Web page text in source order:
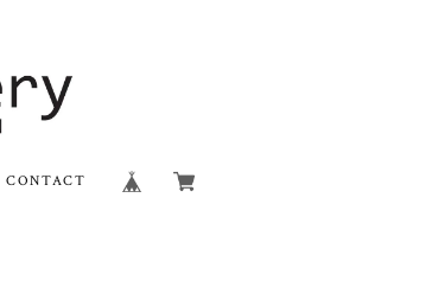
CONTACT